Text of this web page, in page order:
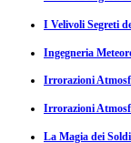
I Velivoli Segreti
Ingegneria
Irrorazioni
Irrorazioni
La Magia dei Soldi